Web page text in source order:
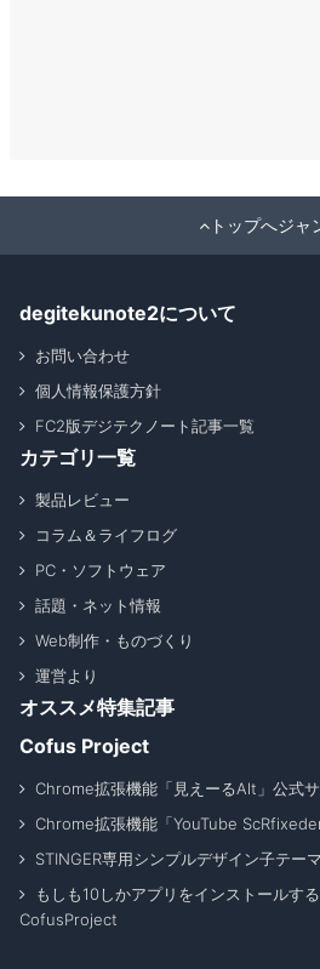
トップへジャ
degitekunote2について
お問い合わせ
個人情報保護方針
FC2版デジテクノート記事一覧
カテゴリ一覧
製品レビュー
コラム＆ライフログ
PC・ソフトウェア
話題・ネット情報
Web制作・ものづくり
運営より
オススメ特集記事
Cofus Project
Chrome拡張機能「見えーるAlt」公式サ
Chrome拡張機能「YouTube
STINGER専用シンプルデザイン子テーマ
もしも10しかアプリをインストールす
CofusProject